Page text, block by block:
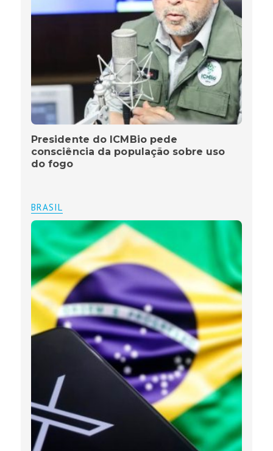
Presidente do ICMBio pede
consciência da população sobre uso
do fogo
BRASIL